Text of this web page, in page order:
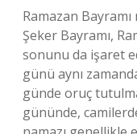
Ramazan
Şeker Bayramı,
sonunu da işaret
günü aynı
günde oruç
gününde,